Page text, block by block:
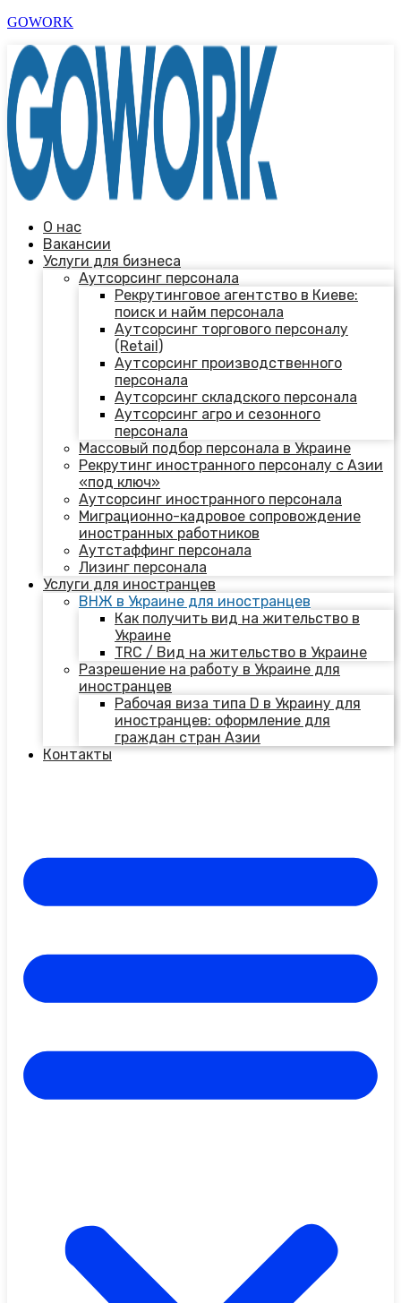
GOWORK
О нас
Вакансии
Услуги для бизнеса
Аутсорсинг персонала
Рекрутинговое агентство в Киеве:
поиск и найм персонала
Аутсорсинг торгового персоналу
(Retail)
Аутсорсинг производственного
персонала
Аутсорсинг складского персонала
Аутсорсинг агро и сезонного
персонала
Массовый подбор персонала в Украине
Рекрутинг иностранного персоналу с Азии
«под ключ»
Аутсорсинг иностранного персонала
Миграционно-кадровое сопровождение
иностранных работников
Аутстаффинг персонала
Лизинг персонала
Услуги для иностранцев
ВНЖ в Украине для иностранцев
Как получить вид на жительство в
Украине
TRC / Вид на жительство в Украине
Разрешение на работу в Украине для
иностранцев
Рабочая виза типа D в Украину для
иностранцев: оформление для
граждан стран Азии
Контакты